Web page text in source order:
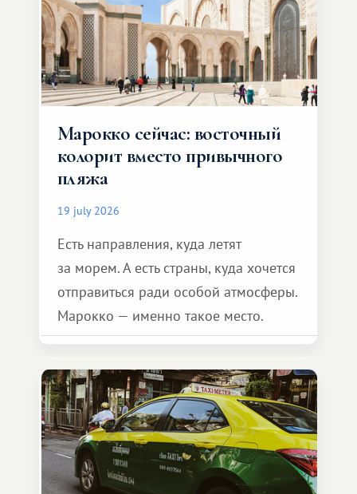
Марокко сейчас: восточный
колорит вместо привычного
пляжа
19 july 2026
Есть направления, куда летят
за морем. А есть страны, куда хочется
отправиться ради особой атмосферы.
Марокко — именно такое место.